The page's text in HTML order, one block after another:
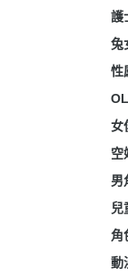
護
兔
性
女
空
男
兒
角
動